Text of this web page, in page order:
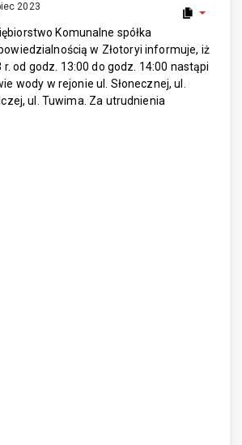
2023
Komunalne spółka
w Złotoryi informuje, iż
od godz. 13:00 do godz. 14:00 nastąpi
wody w rejonie ul. Słonecznej, ul.
ul. Tuwima. Za utrudnienia